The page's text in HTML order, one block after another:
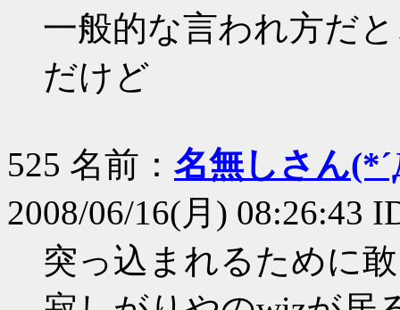
一般的な言われ方だ
だけど
525 名前： 名無しさん
2008/06/16(月) 08:26:43
突っ込まれるために